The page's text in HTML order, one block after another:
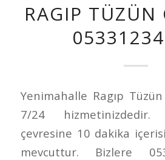
RAGIP TÜZÜN
Yenimahalle Ragıp
7/24 hizmetinizdedir.
çevresine 10 dakika
mevcuttur. Bizlere